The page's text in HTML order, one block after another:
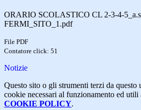
ORARIO SCOLASTICO CL 2-3-4-
FERMI_SITO_1.pdf
File PDF
Contatore click: 51
Notizie
Questo sito o gli strumenti terzi da
cookie necessari al funzionamento ed
COOKIE POLICY.